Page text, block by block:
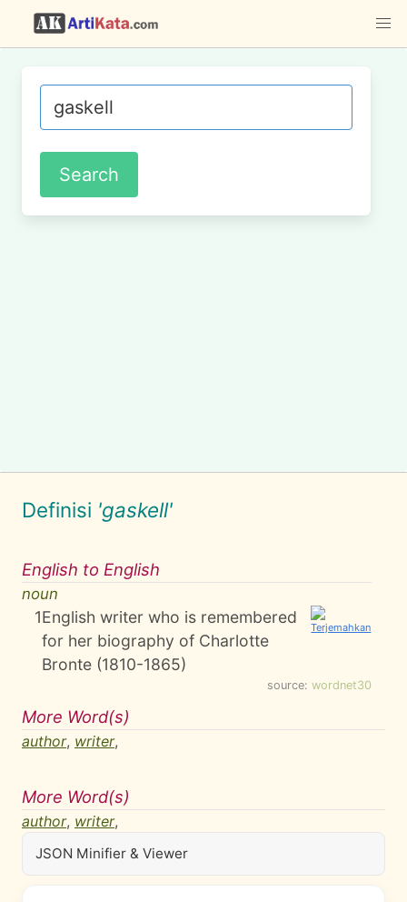
Definisi 'gaskell'
English to English
noun
1English writer who is remembered
for her biography of Charlotte
Bronte (1810-1865)
source: wordnet30
More Word(s)
author, writer,
More Word(s)
author, writer,
JSON Minifier & Viewer